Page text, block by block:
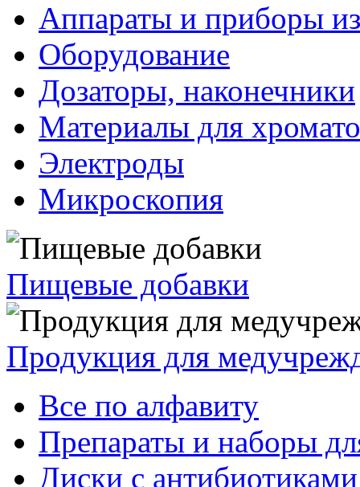
Аппараты и приборы из
Оборудование
Дозаторы, наконечники
Материалы для
Электроды
Микроскопия
Пищевые добавки
Продукция для
Все по алфавиту
Препараты и наборы
Диски с антибиотиками